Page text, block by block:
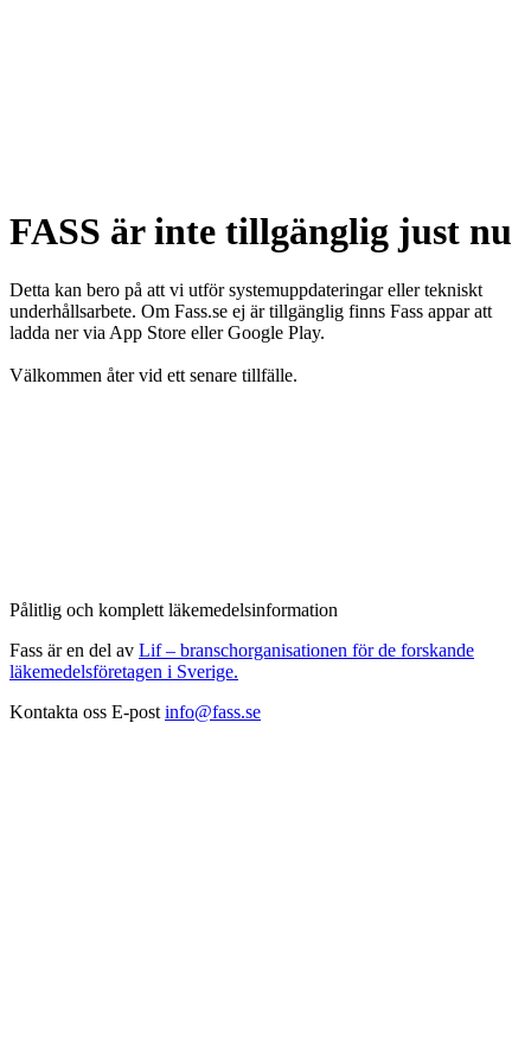
FASS är inte tillgänglig just nu
Detta kan bero på att vi utför systemuppdateringar eller tekniskt
underhållsarbete. Om Fass.se ej är tillgänglig finns Fass appar att
ladda ner via App Store eller Google Play.
Välkommen åter vid ett senare tillfälle.
Pålitlig och komplett läkemedelsinformation
Fass är en del av Lif – branschorganisationen för de forskande
läkemedelsföretagen i Sverige.
Kontakta oss E-post info@fass.se